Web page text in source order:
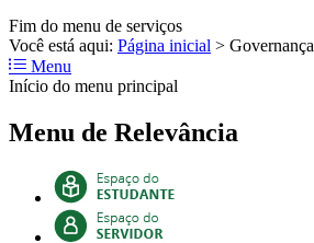
Fim do menu de serviços
Você está aqui: Página inicial > Governança
Menu
Início do menu principal
Menu de Relevância